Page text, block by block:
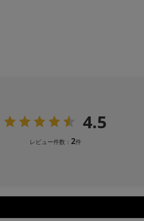
4.5
レビュー件数： 2件